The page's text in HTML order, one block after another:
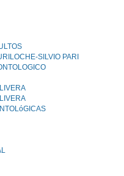
SILVIO PARI